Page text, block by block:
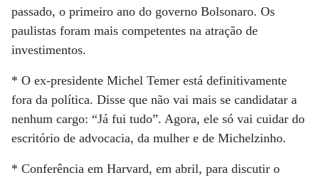
passado, o primeiro ano do governo Bolsonaro. Os
paulistas foram mais competentes na atração de
investimentos.
* O ex-presidente Michel Temer está definitivamente
fora da política. Disse que não vai mais se candidatar a
nenhum cargo: “Já fui tudo”. Agora, ele só vai cuidar do
escritório de advocacia, da mulher e de Michelzinho.
* Conferência em Harvard, em abril, para discutir o